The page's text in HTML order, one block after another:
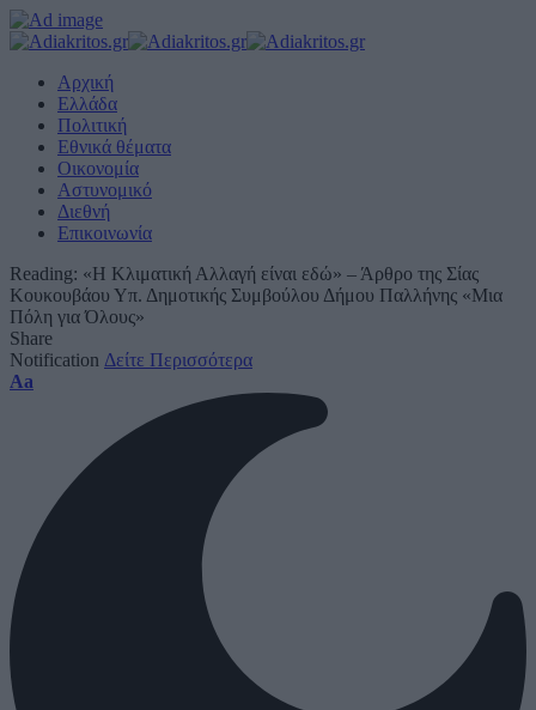
Αρχική
Ελλάδα
Πολιτική
Εθνικά θέματα
Οικονομία
Αστυνομικό
Διεθνή
Επικοινωνία
Reading: «Η Κλιματική Αλλαγή είναι εδώ» – Άρθρο της Σίας
Κουκουβάου Υπ. Δημοτικής Συμβούλου Δήμου Παλλήνης «Μια
Πόλη για Όλους»
Share
Notification Δείτε Περισσότερα
Font
Aa